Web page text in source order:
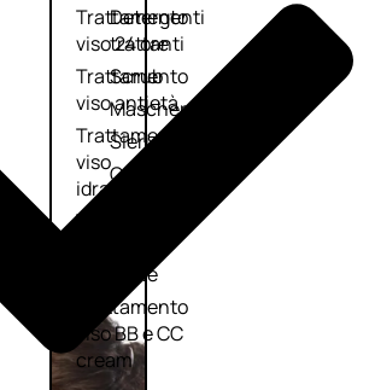
Trattamento
viso 24 ore
Trattamento
viso antietà
Trattamento
viso
idratante
Trattamento
décolleté
Trattamento
viso BB e CC
cream
Detergenti
trattanti
Scrub
Maschere
Sieri
Cofanetti
trattamento